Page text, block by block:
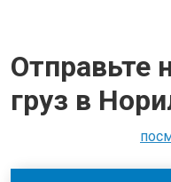
Отправьте
груз в